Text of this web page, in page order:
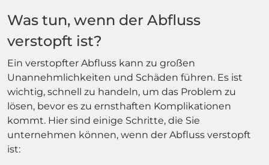
Was tun, wenn der Abfluss
verstopft ist?
Ein verstopfter Abfluss kann zu großen
Unannehmlichkeiten und Schäden führen. Es ist
wichtig, schnell zu handeln, um das Problem zu
lösen, bevor es zu ernsthaften Komplikationen
kommt. Hier sind einige Schritte, die Sie
unternehmen können, wenn der Abfluss verstopft
ist: